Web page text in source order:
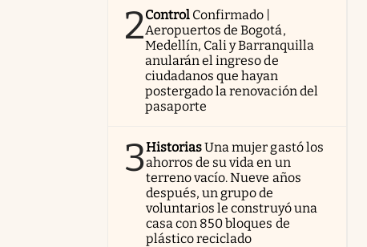
2Control Confirmado |
Aeropuertos de Bogotá,
Medellín, Cali y Barranquilla
anularán el ingreso de
ciudadanos que hayan
postergado la renovación del
pasaporte
3HistoriasUna mujer gastó los
ahorros de su vida en un
terreno vacío. Nueve años
después, un grupo de
voluntarios le construyó una
casa con 850 bloques de
plástico reciclado